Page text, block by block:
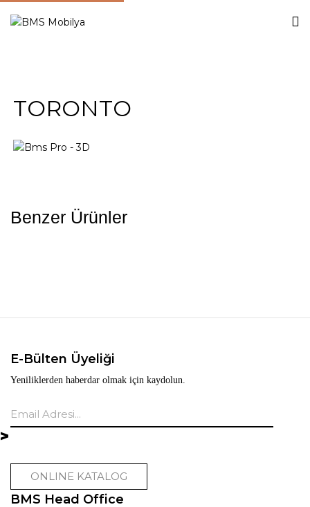
TORONTO
Benzer Ürünler
E-Bülten Üyeliği
Yeniliklerden haberdar olmak için kaydolun.
ONLINE KATALOG
BMS Head Office